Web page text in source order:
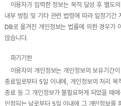
이용자가 입력한 정보는 목적 달성 후 별도
내부 방침 및 기타 관련 법령에 따라 일정기간
DB로 옮겨진 개인정보는 법률에 의한 경우가
않습니다.
파기기한
이용자의 개인정보는 개인정보의 보유기간
종료일로부터 5일 이내에, 개인정보의 처리
종료 등 그 개인정보가 불필요하게 되었을 때
인정되는 날로부터 5일 이내에 그 개인정보를